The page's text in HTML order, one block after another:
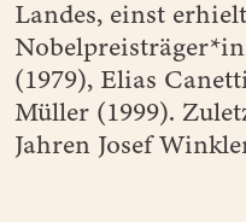
Landes, einst
(1979), Elias
Müller (1999).
Jahren Josef